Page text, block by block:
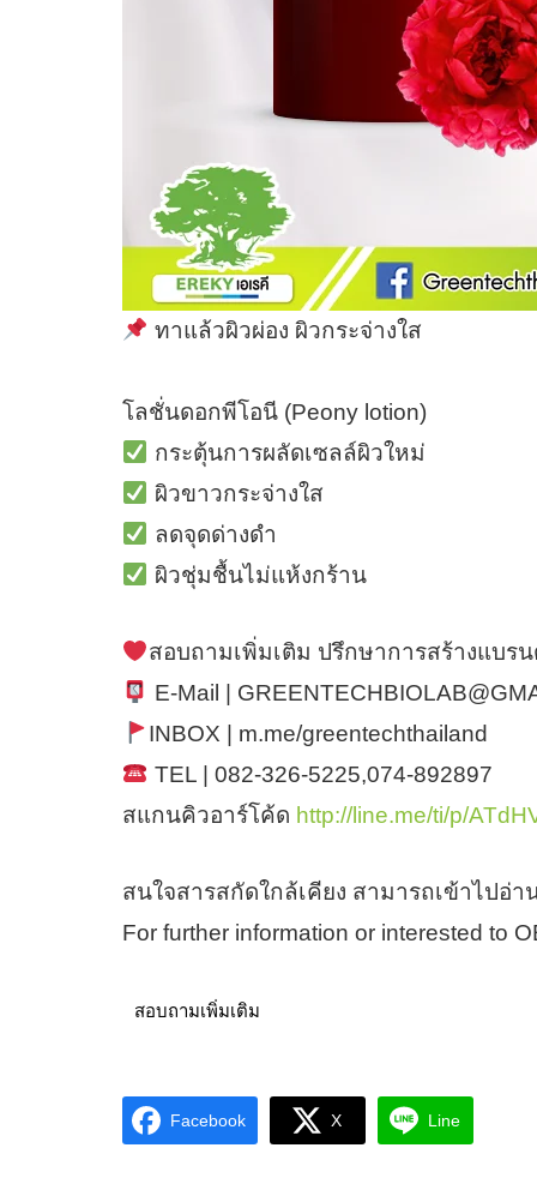
ทาแล้วผิวผ่อง ผิวกระจ่างใส
โลชั่นดอกพีโอนี (Peony lotion)
กระตุ้นการผลัดเซลล์ผิวใหม่
ผิวขาวกระจ่างใส
ลดจุดด่างดำ
ผิวชุ่มชื้นไม่แห้งกร้าน
สอบถามเพิ่มเติม ปรึกษาการสร้างแบร
E-Mail |
INBOX | m.me/greentechthailand
TEL | 082-326-5225,074-892897
สแกนคิวอาร์โค้ด http://line.me/ti/p/
สนใจสารสกัดใกล้เคียง สามารถเข้าไปอ่
For further information or interested to
สอบถามเพิ่มเติม
Facebook X Line